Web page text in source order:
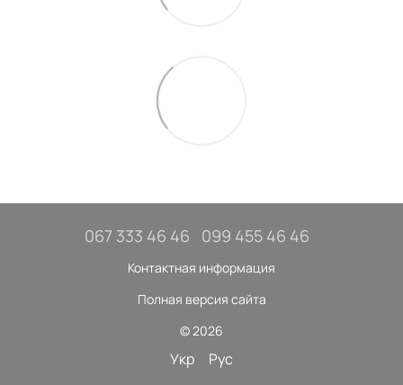
067 333 46 46 099 455 46 46
Контактная информация
Полная версия сайта
© 2026
Укр Рус